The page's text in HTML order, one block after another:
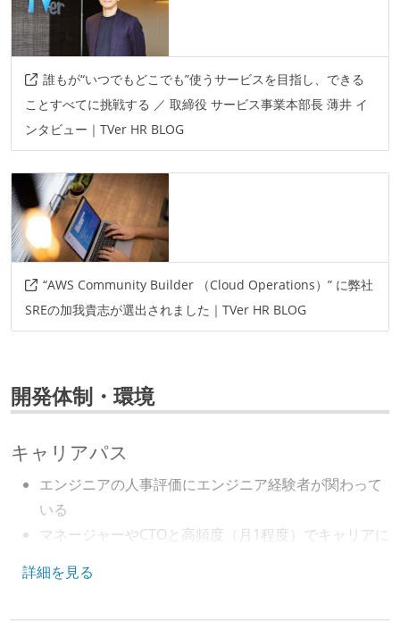
誰もが“いつでもどこでも”使うサービスを目指し、できる
ことすべてに挑戦する ／ 取締役 サービス事業本部長 薄井 イ
ンタビュー｜TVer HR BLOG
“AWS Community Builder （Cloud Operations）” に弊社
SREの加我貴志が選出されました｜TVer HR BLOG
開発体制・環境
キャリアパス
エンジニアの人事評価にエンジニア経験者が関わって
いる
マネージャーやCTOと高頻度（月1程度）でキャリアに
詳細を見る